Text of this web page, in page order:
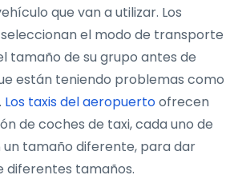
que van a utilizar. Los
el modo de transporte
tamaño de su grupo antes de
están teniendo problemas como
Los taxis del aeropuertoofrecen
de coches de taxi, cada uno de
un tamaño diferente, para dar
diferentes tamaños.